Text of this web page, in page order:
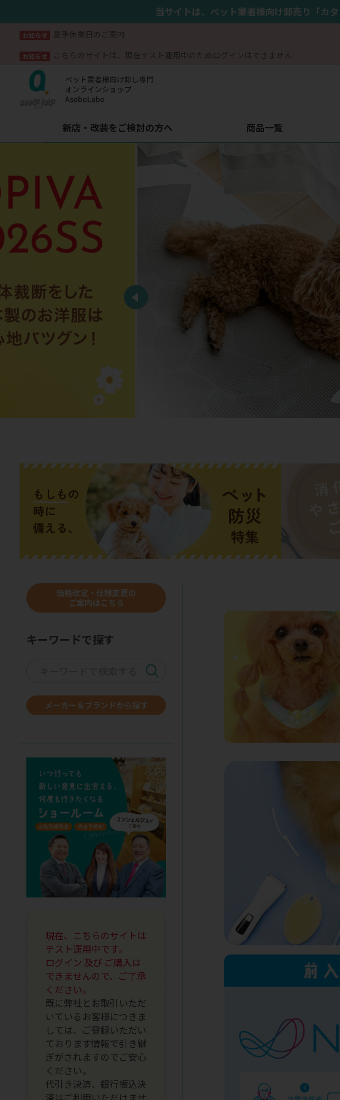
当サイトは、ペット業者様向け卸売り「カ
お知らせ 夏季休業日のご案内
お知らせ こちらのサイトは、現在テスト運用中のためログインはできません
新店・改装をご検討の方へ 商品一覧
価格改定・仕様変更の
ご案内はこちら
キーワードで探す
メーカー＆ブランドから探す
現在、こちらのサイトは
テスト運用中です。
ログイン 及び ご購入は
できませんので、ご了承
ください。
既に弊社とお取引いただ
いているお客様につきま
しては、ご登録いただい
ております情報で引き継
ぎがされますのでご安心
ください。
代引き決済、銀行振込決
済はご利用いただけませ